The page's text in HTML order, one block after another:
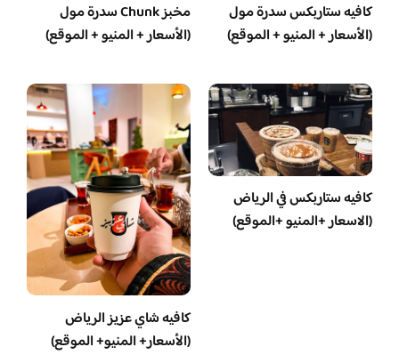
كافيه ستاربكس سدرة مول
(الأسعار + المنيو + الموقع)
مخبز Chunk سدرة مول
(الأسعار + المنيو + الموقع)
كافيه ستاربكس في الرياض
(الاسعار +المنيو +الموقع)
كافيه شاي عزيز الرياض
(الأسعار+ المنيو+ الموقع)